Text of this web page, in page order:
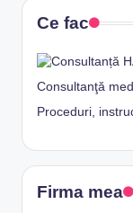
Ce fac
Consultanţă
Proceduri,
Firma mea